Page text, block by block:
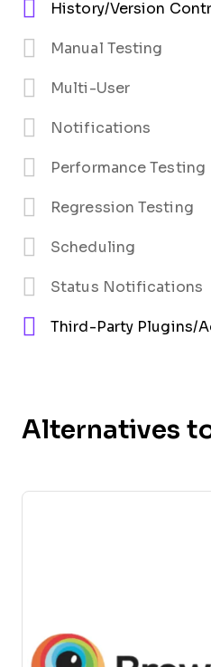
History/Version
Manual Testing
Multi-User
Notifications
Performance Testing
Regression Testing
Scheduling
Status Notifications
Third-Party Plugins/
Alternatives